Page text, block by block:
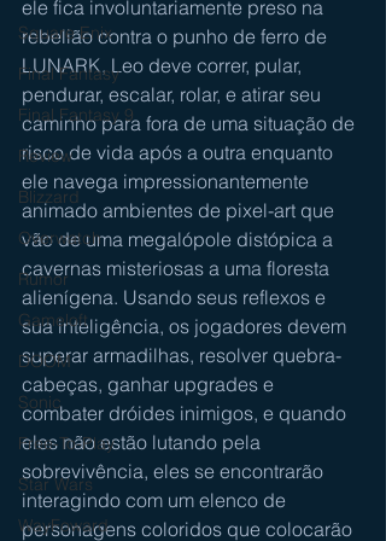
Square Enix
Final Fantasy
Final Fantasy 9
Review
Blizzard
Overwatch
Rumor
Gameloft
DOOM
Sonic
Free-To-Play
Star Wars
WayFoward
ele fica involuntariamente preso na
rebelião contra o punho de ferro de
LUNARK, Leo deve correr, pular,
pendurar, escalar, rolar, e atirar seu
caminho para fora de uma situação de
risco de vida após a outra enquanto
ele navega impressionantemente
animado ambientes de pixel-art que
vão de uma megalópole distópica a
cavernas misteriosas a uma floresta
alienígena. Usando seus reflexos e
sua inteligência, os jogadores devem
superar armadilhas, resolver quebra-
cabeças, ganhar upgrades e
combater dróides inimigos, e quando
eles não estão lutando pela
sobrevivência, eles se encontrarão
interagindo com um elenco de
personagens coloridos que colocarão